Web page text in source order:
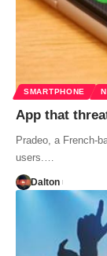
SMARTPHONE
App that
Pradeo, a French-
users.…
Dalton